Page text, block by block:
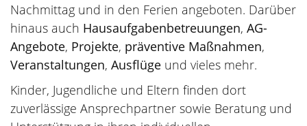
Nachmittag und in den Ferien angeboten. Darüber
hinaus auch Hausaufgabenbetreuungen, AG-
Angebote, Projekte, präventive Maßnahmen,
Veranstaltungen, Ausflüge und vieles mehr.
Kinder, Jugendliche und Eltern finden dort
zuverlässige Ansprechpartner sowie Beratung und